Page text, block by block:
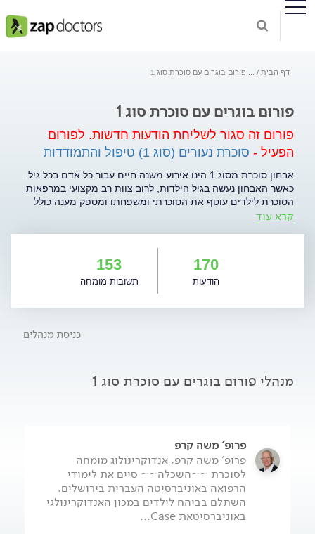
דף הבית פורום בוגרים עם סוכרת סוג 1
פורום בוגרים עם סוכרת סוג 1
פורום זה סגור לשליחת הודעות חדשות. לפורום
הפעיל - סוכרת נעורים (סוג 1) טיפול והתמודדות
אבחון סוכרת מסוג 1 הינו אירוע משנה חיים עבור כל אדם בכל גיל.
כאשר האבחון נעשה בגיל הילדות, לרוב צוות רב מקצועי במרפאות
הסוכרת לילדים עוטף את הסוכרתי ומשפחתו ומספק מענה כולל
למגוון הצרכים ומעטפת תומכת. כאשר מסתיים המעקב במרפאת
סוכרת סוג 1 או בני משפחה. מטרת הפורום לסייע לכם במתן ידע,
תמיכה ומענה על השאלות המעסיקות אתכם - החל מהטיפול
ברפואי ודרך מידע בנושא מכשור רפואי מתאים, תמיכה נפשית ועד
הצורך במידע לגבי תזונה מומלצת, חידושים בתרופות ובטכנולוגיות
קרא עוד
170
הודעות
153
תשובות מומחה
כניסת מנהלים
מנהלי פורום בוגרים עם סוכרת סוג 1
פרופ' משה קרפ
פרופ' משה קרפ, אנדוקרינולוג מומחה
לסוכרת ~~השכלה~~ סיים את לימודי
הרפואה באוניברסיטה העברית בירושלים.
השתלם בביהח לילדים במכון האנדוקרינולגי
באוניברסיטאת Case...